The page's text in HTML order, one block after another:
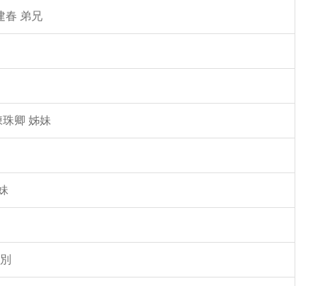
春 弟兄
卿 姊妹